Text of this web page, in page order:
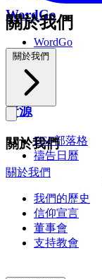
WordGo
WordGo
課程
資源
BSF部落格
禱告日曆
關於我們
關於我們
關於我們
關於我們
我們的歷史
信仰宣言
董事會
支持教會